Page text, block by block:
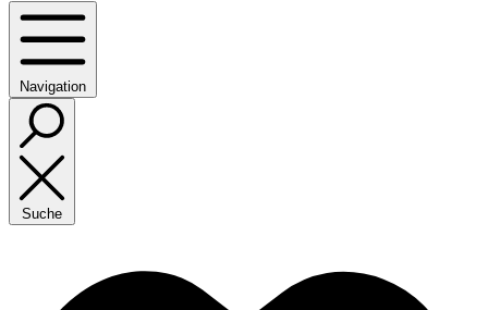
Navigation
Suche